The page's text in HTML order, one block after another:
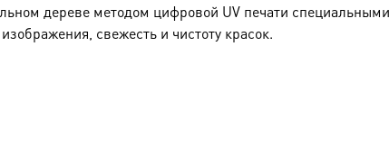
дереве методом цифровой UV печати
свежесть и чистоту красок.